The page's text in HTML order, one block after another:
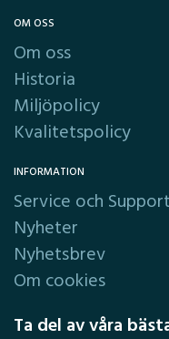
OM OSS
Om oss
Historia
Miljöpolicy
Kvalitetspolicy
INFORMATION
Service och Support
Nyheter
Nyhetsbrev
Om cookies
Ta del av våra